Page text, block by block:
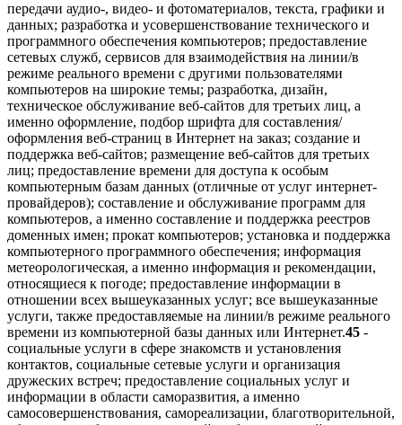
передачи аудио-, видео- и фотоматериалов, текста, графики и
данных; разработка и усовершенствование технического и
программного обеспечения компьютеров; предоставление
сетевых служб, сервисов для взаимодействия на линии/в
режиме реального времени с другими пользователями
компьютеров на широкие темы; разработка, дизайн,
техническое обслуживание веб-сайтов для третьих лиц, а
именно оформление, подбор шрифта для составления/
оформления веб-страниц в Интернет на заказ; создание и
поддержка веб-сайтов; размещение веб-сайтов для третьих
лиц; предоставление времени для доступа к особым
компьютерным базам данных (отличные от услуг интернет-
провайдеров); составление и обслуживание программ для
компьютеров, а именно составление и поддержка реестров
доменных имен; прокат компьютеров; установка и поддержка
компьютерного программного обеспечения; информация
метеорологическая, а именно информация и рекомендации,
относящиеся к погоде; предоставление информации в
отношении всех вышеуказанных услуг; все вышеуказанные
услуги, также предоставляемые на линии/в режиме реального
времени из компьютерной базы данных или Интернет.45 -
социальные услуги в сфере знакомств и установления
контактов, социальные сетевые услуги и организация
дружеских встреч; предоставление социальных услуг и
информации в области саморазвития, а именно
самосовершенствования, самореализации, благотворительной,